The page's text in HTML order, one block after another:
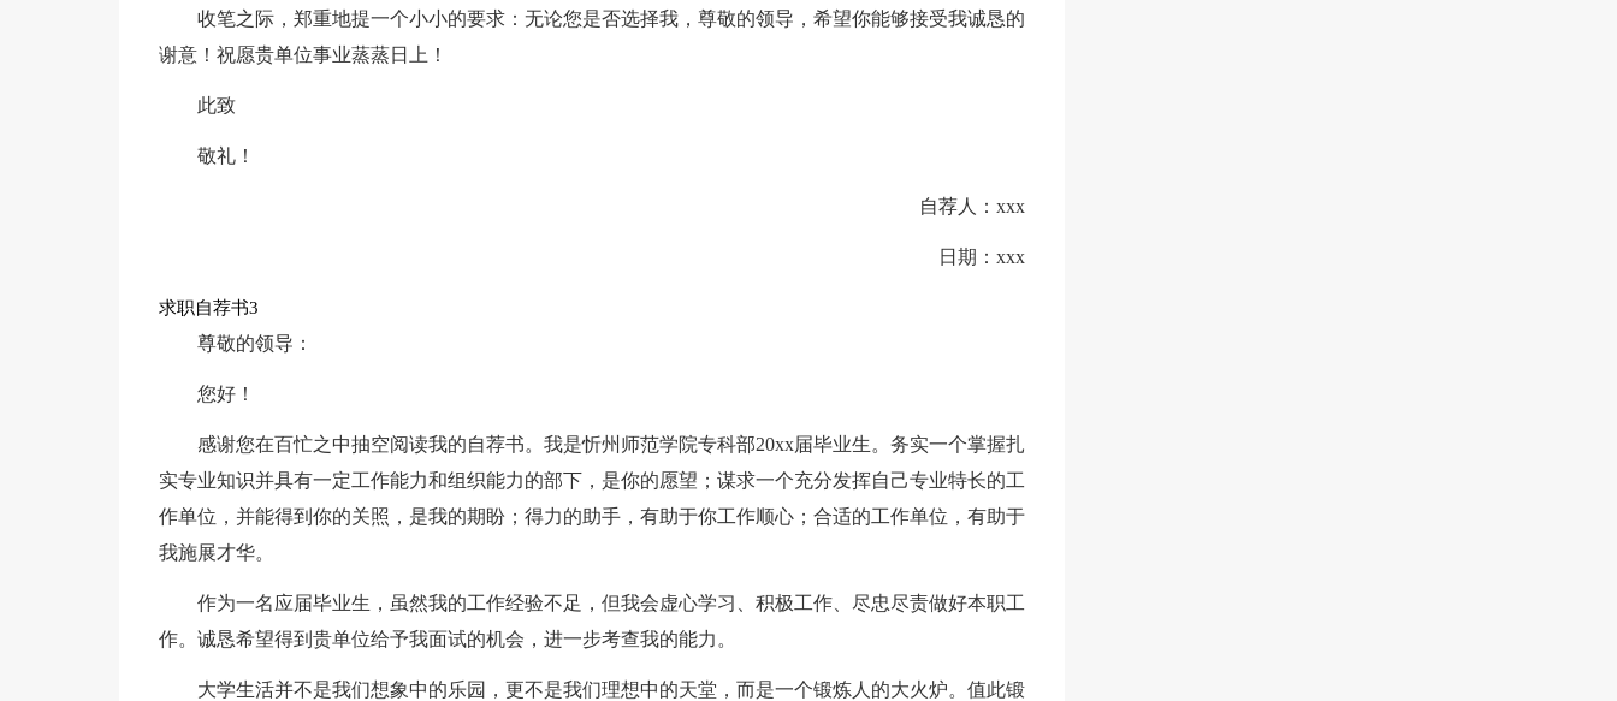
收笔之际，郑重地提一个小小的要求：无论您是否选择我，尊敬的领导，希望你能够接受我诚恳的
谢意！祝愿贵单位事业蒸蒸日上！
此致
敬礼！
自荐人：xxx
日期：xxx
求职自荐书3
尊敬的领导：
您好！
感谢您在百忙之中抽空阅读我的自荐书。我是忻州师范学院专科部20xx届毕业生。务实一个掌握扎
实专业知识并具有一定工作能力和组织能力的部下，是你的愿望；谋求一个充分发挥自己专业特长的工
作单位，并能得到你的关照，是我的期盼；得力的助手，有助于你工作顺心；合适的工作单位，有助于
我施展才华。
作为一名应届毕业生，虽然我的工作经验不足，但我会虚心学习、积极工作、尽忠尽责做好本职工
作。诚恳希望得到贵单位给予我面试的机会，进一步考查我的能力。
大学生活并不是我们想象中的乐园，更不是我们理想中的天堂，而是一个锻炼人的大火炉。值此锻